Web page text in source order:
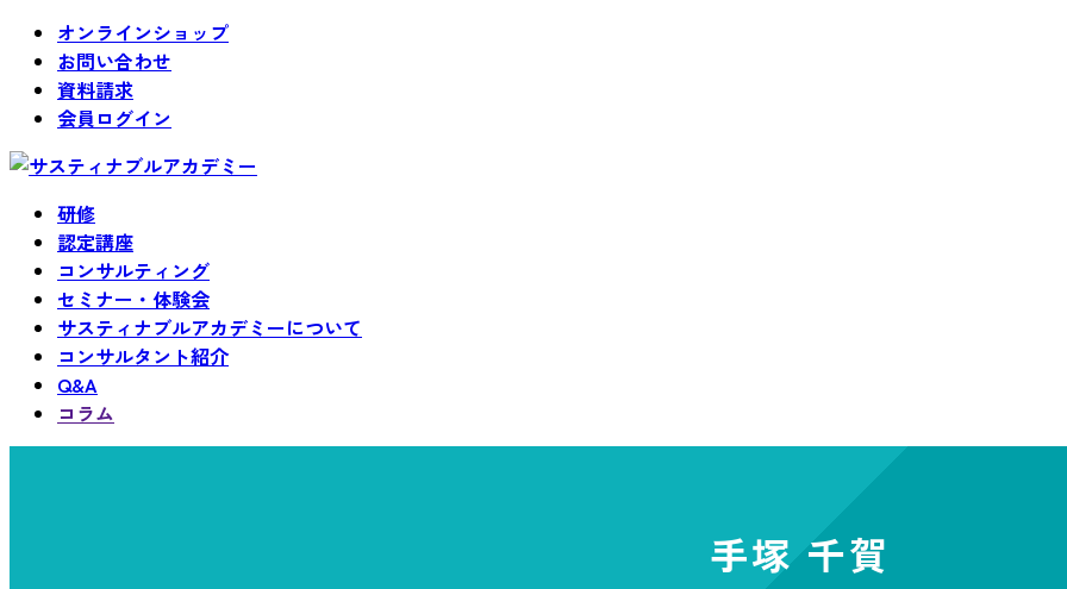
オンラインショップ
お問い合わせ
資料請求
会員ログイン
研修
認定講座
コンサルティング
セミナー・体験会
サスティナブルアカデミーについて
コンサルタント紹介
Q&A
コラム
手塚 千賀